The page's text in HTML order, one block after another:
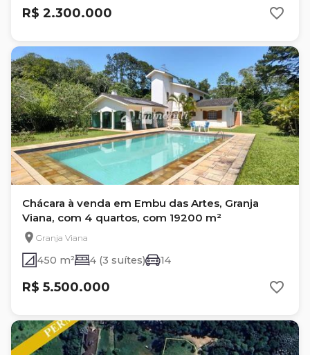
R$ 2.300.000
Chácara à venda em Embu das Artes, Granja
Viana, com 4 quartos, com 19200 m²
Granja Viana
450 m² 4 (3 suítes) 14
R$ 5.500.000